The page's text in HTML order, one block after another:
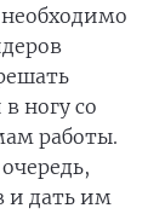
ногу со
работы.
и дать им